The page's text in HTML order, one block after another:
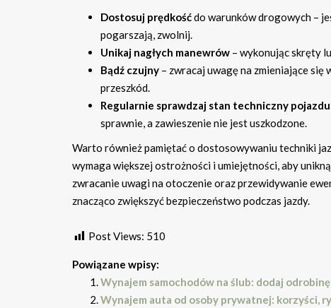
Dostosuj prędkośćdo warunków drogowych –
pogarszają, zwolnij.
Unikaj nagłych manewrów – wykonując skręty
Bądź czujny – zwracaj uwagę na zmieniające się
przeszkód.
Regularnie sprawdzaj stan techniczny pojazdu
sprawnie, a zawieszenie nie jest uszkodzone.
Warto również pamiętać o dostosowywaniu techniki
wymaga większej ostrożności i umiejętności, aby
zwracanie uwagi na otoczenie oraz przewidywanie
znacząco zwiększyć bezpieczeństwo podczas jazdy.
Post Views: 510
Powiązane wpisy:
Wynajem samochodów na ślub: dodaj
Wynajem auta od osoby prywatnej: korzyści,